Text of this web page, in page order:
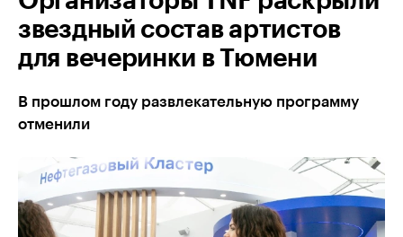
звездный состав артистов
для вечеринки в Тюмени
В прошлом году развлекательную программу
отменили